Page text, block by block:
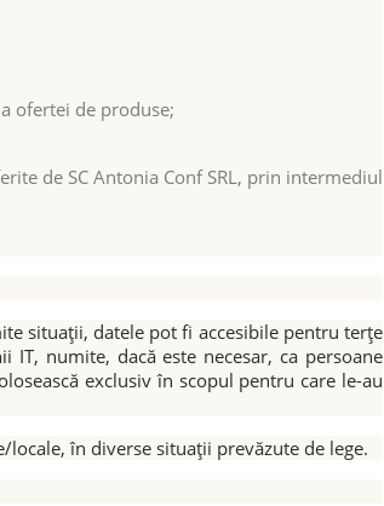
ofertei de produse;
de SC Antonia Conf SRL, prin intermediul
situații, datele pot fi accesibile pentru terțe
numite, dacă este necesar, ca persoane
exclusiv în scopul pentru care le-au
în diverse situații prevăzute de lege.